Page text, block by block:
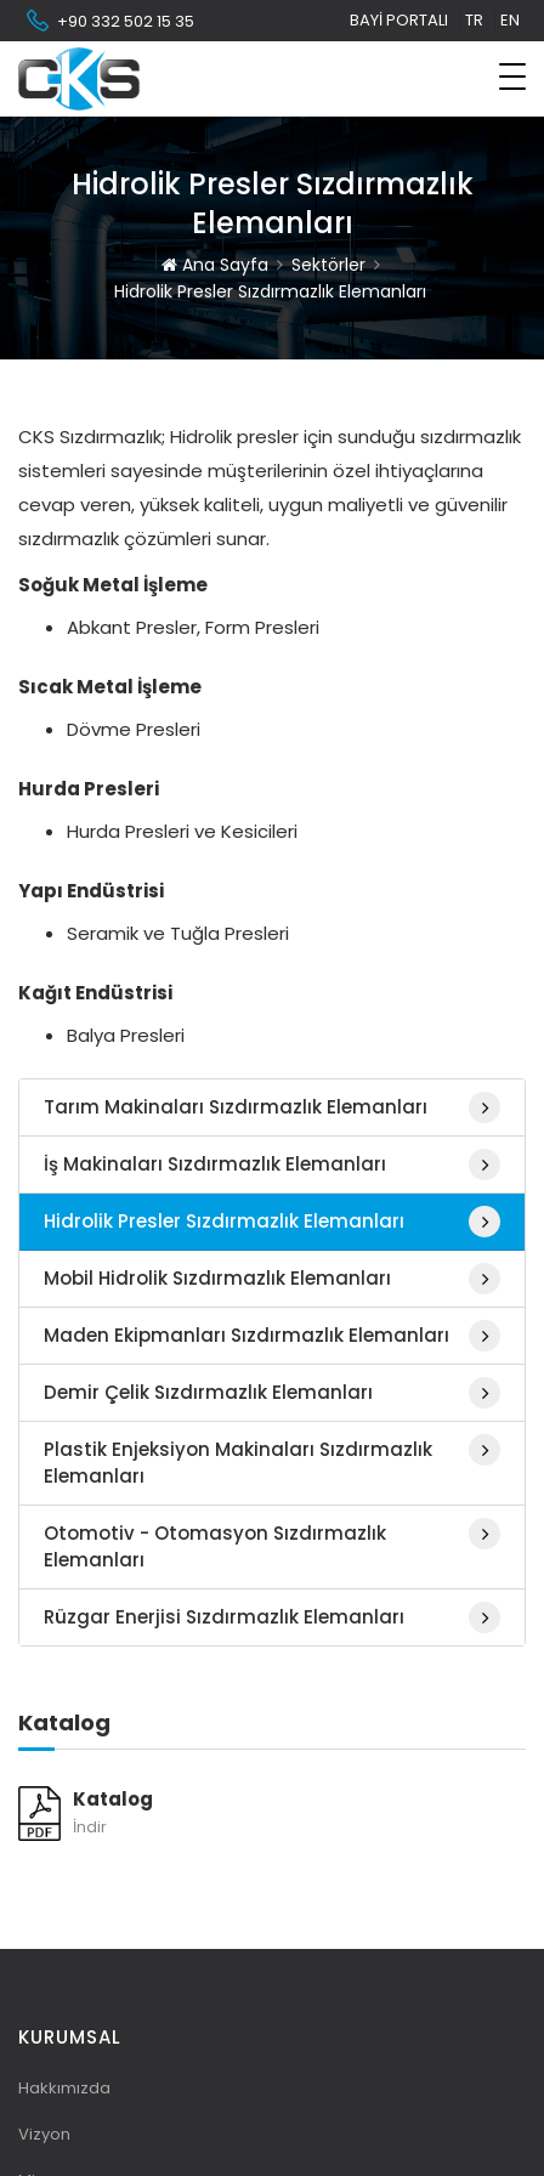
+90 332 502 15 35 BAYI PORTALI TR EN
Hidrolik Presler Sızdırmazlık
Elemanları
Ana Sayfa
Sektörler
Hidrolik Presler Sızdırmazlık Elemanları
CKS Sızdırmazlık; Hidrolik presler için sunduğu sızdırmazlık
sistemleri sayesinde müşterilerinin özel ihtiyaçlarına
cevap veren, yüksek kaliteli, uygun maliyetli ve güvenilir
sızdırmazlık çözümleri sunar.
Soğuk Metal İşleme
Abkant Presler, Form Presleri
Sıcak Metal İşleme
Dövme Presleri
Hurda Presleri
Hurda Presleri ve Kesicileri
Yapı Endüstrisi
Seramik ve Tuğla Presleri
Kağıt Endüstrisi
Balya Presleri
Tarım Makinaları Sızdırmazlık Elemanları
İş Makinaları Sızdırmazlık Elemanları
Hidrolik Presler Sızdırmazlık Elemanları
Mobil Hidrolik Sızdırmazlık Elemanları
Maden Ekipmanları Sızdırmazlık Elemanları
Demir Çelik Sızdırmazlık Elemanları
Plastik Enjeksiyon Makinaları Sızdırmazlık
Elemanları
Otomotiv - Otomasyon Sızdırmazlık
Elemanları
Rüzgar Enerjisi Sızdırmazlık Elemanları
Katalog
Katalog
İndir
KURUMSAL
Hakkımızda
Vizyon